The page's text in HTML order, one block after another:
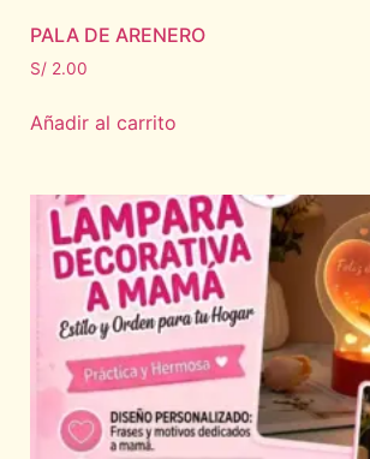
PALA DE ARENERO
S/ 2.00
Añadir al carrito